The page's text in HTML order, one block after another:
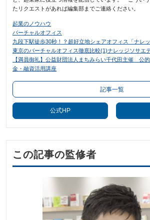
たリクエストがあれば編集部までご連絡ください。
起業のノウハウ
バーチャルオフィス
九段下駅徒歩30秒！？超好立地シェアオフィス「ナレッ
東京のバーチャルオフィス徹底比較(1)ナレッジソサエ
【満員御礼】公益財団法人まちみらい千代田主催 公
金・融資活用講座
記事一覧
公式HP
この記事の監修者